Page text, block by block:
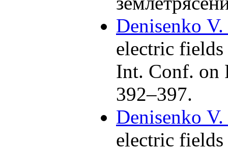
Denisenko V.
electric fields
Int. Conf. on
392–397.
Denisenko V.
electric